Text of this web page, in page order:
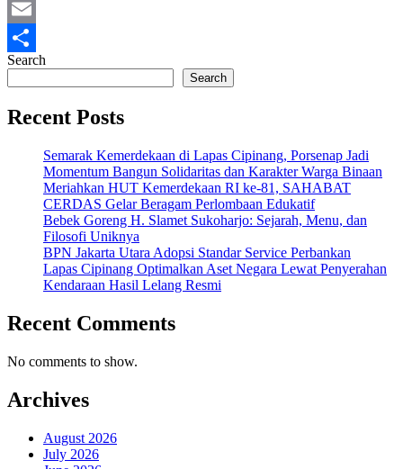
Mastodon
Email
Share
Search
Search
Recent Posts
Semarak Kemerdekaan di Lapas Cipinang, Porsenap Jadi
Momentum Bangun Solidaritas dan Karakter Warga Binaan
Meriahkan HUT Kemerdekaan RI ke-81, SAHABAT
CERDAS Gelar Beragam Perlombaan Edukatif
Bebek Goreng H. Slamet Sukoharjo: Sejarah, Menu, dan
Filosofi Uniknya
BPN Jakarta Utara Adopsi Standar Service Perbankan
Lapas Cipinang Optimalkan Aset Negara Lewat Penyerahan
Kendaraan Hasil Lelang Resmi
Recent Comments
No comments to show.
Archives
August 2026
July 2026